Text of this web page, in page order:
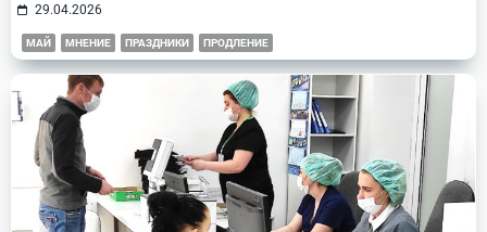
29.04.2026
МАЙ МНЕНИЕ ПРАЗДНИКИ ПРОДЛЕНИЕ